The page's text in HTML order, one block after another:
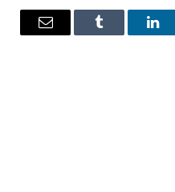
لينكدإن Tumblr
البريد